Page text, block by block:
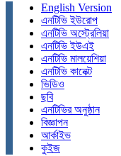
English Version
এনটিভি ইউরোপ
এনটিভি অস্ট্রেলিয়া
এনটিভি ইউএই
এনটিভি মালয়েশিয়া
এনটিভি কানেক্ট
ভিডিও
ছবি
এনটিভির অনুষ্ঠান
বিজ্ঞাপন
আর্কাইভ
কুইজ